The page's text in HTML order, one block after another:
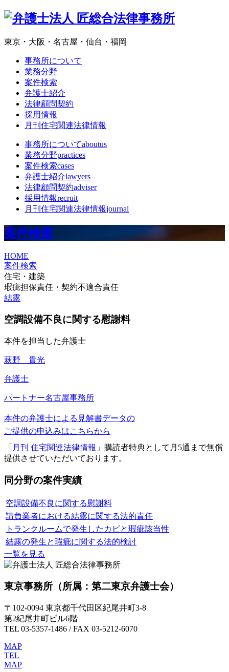
東京・大阪・名古屋・仙台・福岡
事務所について
業務分野
案件検索
弁護士紹介
法律顧問契約
採用情報
月刊住宅関連法律情報
事務所についてaboutus
業務分野practices
案件検索cases
弁護士紹介lawyers
法律顧問契約adviser
採用情報recruit
月刊住宅関連法律情報journal
案件検索
HOME
案件検索
住宅・建築
瑕疵担保責任・契約不適合責任
結露
空調設備不良に関する慰謝料
本件を担当した弁護士
萩野 貴光
弁護士
パートナー名古屋事務所
本件の弁護士による見解書データの
ご提供の申込みはこちらから
「 月刊 住宅関連法律情報 」購読者特典として月5通まで無償
提供させていただいております。
同分野の案件実績
空調設備不良に関する慰謝料
請負業者における結露に関する法的責任
トランクルームで発生したカビと瑕疵該当性
結露の発生と瑕疵に関する法的検討
一覧を見る
東京事務所 （所属：第二東京弁護士会）
〒102-0094 東京都千代田区紀尾井町3-8
第2紀尾井町ビル6階
TEL 03-5357-1486 / FAX 03-5212-6070
MAP
TEL
MAP